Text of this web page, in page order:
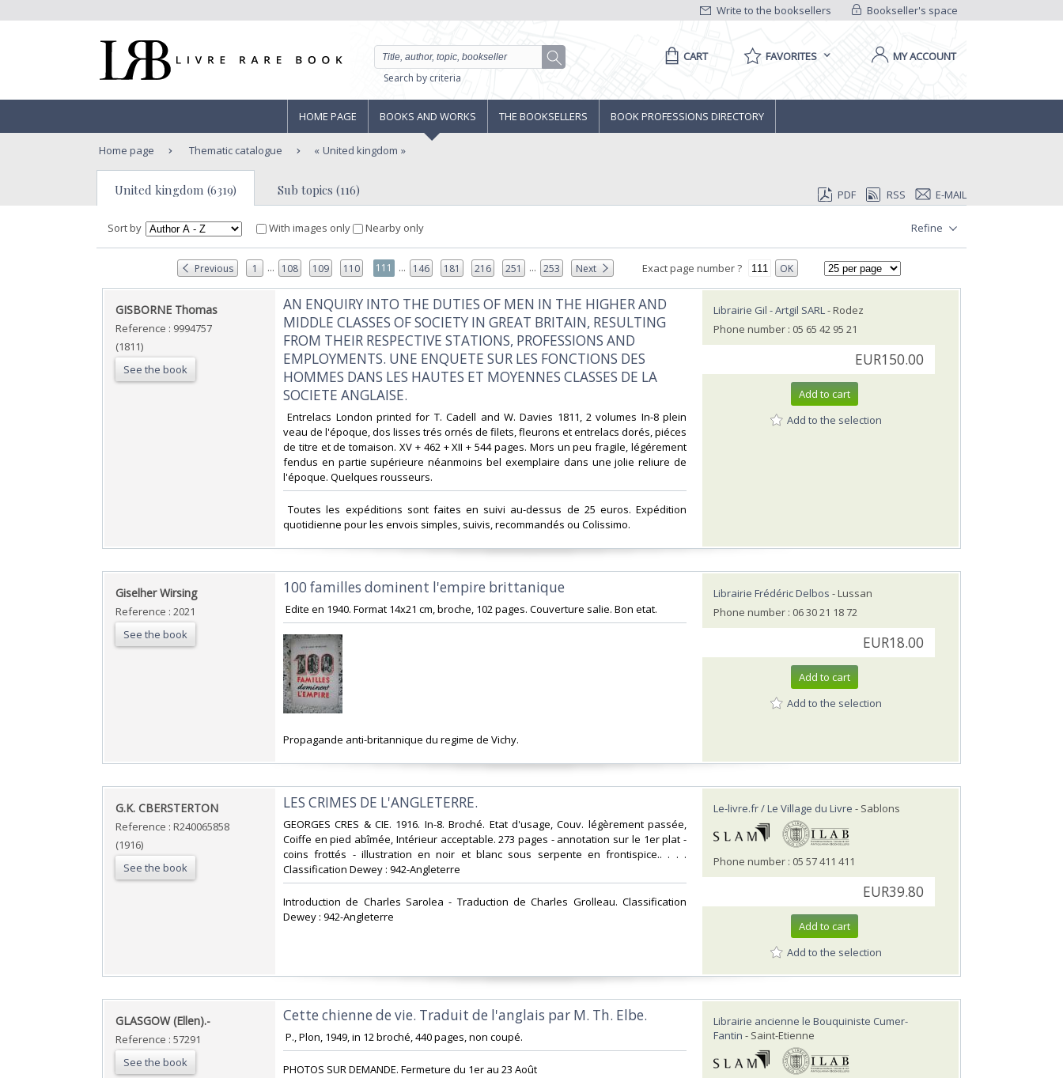
Bookseller's space
Write to the booksellers
Search by criteria
CART FAVORITES MY ACCOUNT
HOME PAGE BOOKS AND WORKS THE BOOKSELLERS BOOK PROFESSIONS DIRECTORY
Home page Thematic catalogue United kingdom
United kingdom (6319) Sub topics (116) PDF RSS E-MAIL
Sort by With images only Nearby only Refine
Previous 1 ... 108 109 110 111 ... 146 181 216 251 ... 253 Next Exact page number ? OK
‎GISBORNE Thomas‎
Reference : 9994757
(1811)
See the book
‎AN ENQUIRY INTO THE DUTIES OF MEN IN THE HIGHER AND
MIDDLE CLASSES OF SOCIETY IN GREAT BRITAIN, RESULTING
FROM THEIR RESPECTIVE STATIONS, PROFESSIONS AND
EMPLOYMENTS. UNE ENQUETE SUR LES FONCTIONS DES
HOMMES DANS LES HAUTES ET MOYENNES CLASSES DE LA
SOCIETE ANGLAISE.‎
‎ Entrelacs London printed for T. Cadell and W. Davies 1811, 2 volumes In-8 plein
veau de l'époque, dos lisses trés ornés de filets, fleurons et entrelacs dorés, piéces
de titre et de tomaison. XV + 462 + XII + 544 pages. Mors un peu fragile, légérement
fendus en partie supérieure néanmoins bel exemplaire dans une jolie reliure de
l'époque. Quelques rousseurs.‎
‎ Toutes les expéditions sont faites en suivi au-dessus de 25 euros. Expédition
quotidienne pour les envois simples, suivis, recommandés ou Colissimo. ‎
Librairie Gil - Artgil SARL- Rodez
Phone number : 05 65 42 95 21
EUR150.00
Add to cart
Add to the selection
‎Giselher Wirsing‎
Reference : 2021
See the book
‎100 familles dominent l'empire brittanique‎
‎ Edite en 1940. Format 14x21 cm, broche, 102 pages. Couverture salie. Bon etat.‎
‎Propagande anti-britannique du regime de Vichy. ‎
Librairie Frédéric Delbos - Lussan
Phone number : 06 30 21 18 72
EUR18.00
Add to cart
Add to the selection
‎G.K. CBERSTERTON‎
Reference : R240065858
(1916)
See the book
‎LES CRIMES DE L'ANGLETERRE.‎
‎GEORGES CRES & CIE. 1916. In-8. Broché. Etat d'usage, Couv. légèrement passée,
Coiffe en pied abîmée, Intérieur acceptable. 273 pages - annotation sur le 1er plat -
coins frottés - illustration en noir et blanc sous serpente en frontispice.. . . .
Classification Dewey : 942-Angleterre‎
‎Introduction de Charles Sarolea - Traduction de Charles Grolleau. Classification
Dewey : 942-Angleterre‎
Le-livre.fr / Le Village du Livre - Sablons
Phone number : 05 57 411 411
EUR39.80
Add to cart
Add to the selection
‎GLASGOW (Ellen).-‎
Reference : 57291
See the book
‎Cette chienne de vie. Traduit de l'anglais par M. Th. Elbe.‎
‎ P., Plon, 1949, in 12 broché, 440 pages, non coupé. ‎
‎PHOTOS SUR DEMANDE. Fermeture du 1er au 23 Août‎
Librairie ancienne le Bouquiniste Cumer-
Fantin - Saint-Etienne